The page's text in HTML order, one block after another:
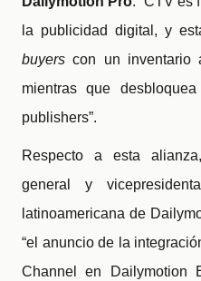
la publicidad digital, y
buyers con un inventario
mientras que
publishers”.
Respecto a esta
general y
latinoamericana de
“el anuncio de la
Channel en Dailymotion